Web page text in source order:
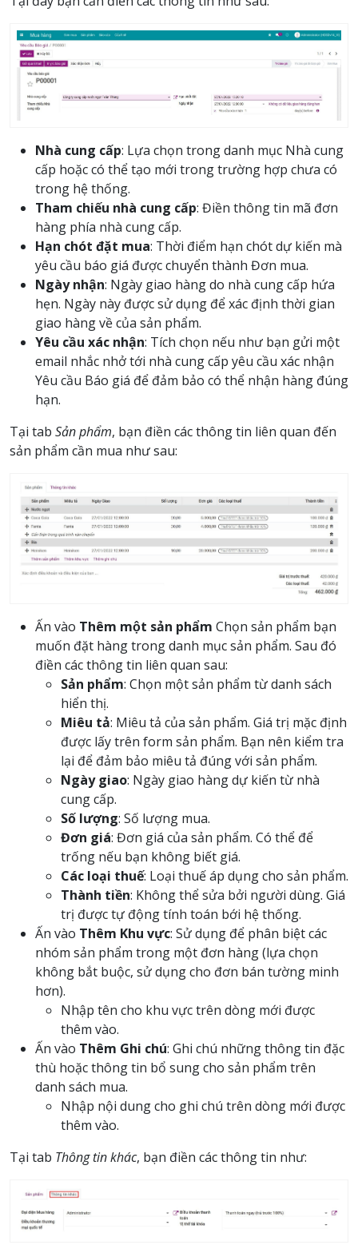
Nhà cung cấp: Lựa chọn trong danh mục Nhà cung
cấp hoặc có thể tạo mới trong trường hợp chưa có
trong hệ thống.
Tham chiếu nhà cung cấp: Điền thông tin mã đơn
hàng phía nhà cung cấp.
Hạn chót đặt mua: Thời điểm hạn chót dự kiến mà
yêu cầu báo giá được chuyển thành Đơn mua.
Ngày nhận: Ngày giao hàng do nhà cung cấp hứa
hẹn. Ngày này được sử dụng để xác định thời gian
giao hàng về của sản phẩm.
Yêu cầu xác nhận: Tích chọn nếu như bạn gửi một
email nhắc nhở tới nhà cung cấp yêu cầu xác nhận
Yêu cầu Báo giá để đảm bảo có thể nhận hàng đúng
hạn.
Tại tab Sản phẩm, bạn điền các thông tin liên quan đến
sản phẩm cần mua như sau:
Ấn vào Thêm một sản phẩm Chọn sản phẩm bạn
muốn đặt hàng trong danh mục sản phẩm. Sau đó
điền các thông tin liên quan sau:
Sản phẩm: Chọn một sản phẩm từ danh sách
hiển thị.
Miêu tả: Miêu tả của sản phẩm. Giá trị mặc định
được lấy trên form sản phẩm. Bạn nên kiểm tra
lại để đảm bảo miêu tả đúng với sản phẩm.
Ngày giao: Ngày giao hàng dự kiến từ nhà
cung cấp.
Số lượng: Số lượng mua.
Đơn giá: Đơn giá của sản phẩm. Có thể để
trống nếu bạn không biết giá.
Các loại thuế: Loại thuế áp dụng cho sản phẩm.
Thành tiền: Không thể sửa bởi người dùng. Giá
trị được tự động tính toán bới hệ thống.
Ấn vào Thêm Khu vực: Sử dụng để phân biệt các
nhóm sản phẩm trong một đơn hàng (lựa chọn
không bắt buộc, sử dụng cho đơn bán tường minh
hơn).
Nhập tên cho khu vực trên dòng mới được
thêm vào.
Ấn vào Thêm Ghi chú: Ghi chú những thông tin đặc
thù hoặc thông tin bổ sung cho sản phẩm trên
danh sách mua.
Nhập nội dung cho ghi chú trên dòng mới được
thêm vào.
Tại tab Thông tin khác, bạn điền các thông tin như: